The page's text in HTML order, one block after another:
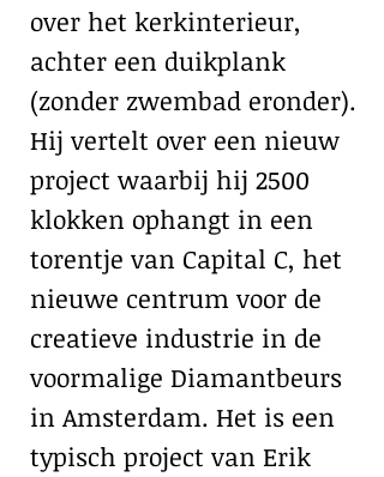
over het kerkinterieur,
achter een duikplank
(zonder zwembad eronder).
Hij vertelt over een nieuw
project waarbij hij 2500
klokken ophangt in een
torentje van Capital C, het
nieuwe centrum voor de
creatieve industrie in de
voormalige Diamantbeurs
in Amsterdam. Het is een
typisch project van Erik